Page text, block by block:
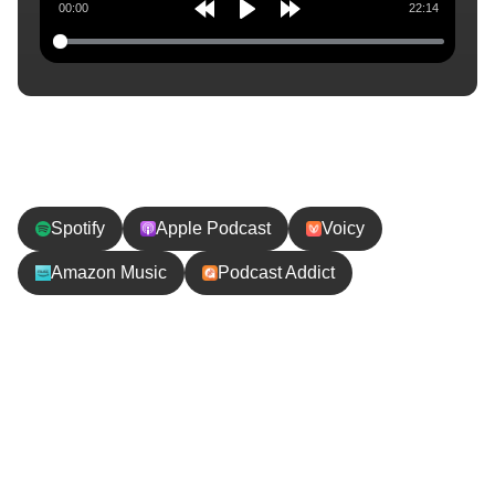
RewindPlay Forward
00:00 22:14
Spotify Apple Podcast Voicy
Amazon Music Podcast Addict